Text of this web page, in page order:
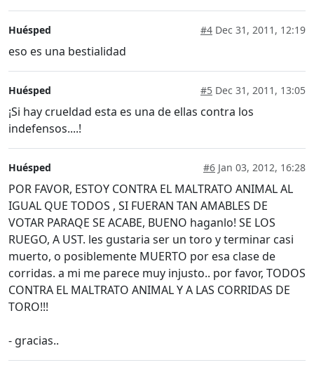
Huésped #4 Dec 31, 2011, 12:19
eso es una bestialidad
Huésped #5 Dec 31, 2011, 13:05
¡Si hay crueldad esta es una de ellas contra los
indefensos....!
Huésped #6 Jan 03, 2012, 16:28
POR FAVOR, ESTOY CONTRA EL MALTRATO ANIMAL AL
IGUAL QUE TODOS , SI FUERAN TAN AMABLES DE
VOTAR PARAQE SE ACABE, BUENO haganlo! SE LOS
RUEGO, A UST. les gustaria ser un toro y terminar casi
muerto, o posiblemente MUERTO por esa clase de
corridas. a mi me parece muy injusto.. por favor, TODOS
CONTRA EL MALTRATO ANIMAL Y A LAS CORRIDAS DE
TORO!!!
- gracias..